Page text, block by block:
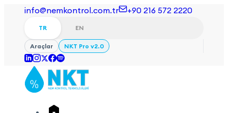
info@nemkontrol.com.tr +90 216 572 2220
TR EN
Araçlar NKT Pro v2.0